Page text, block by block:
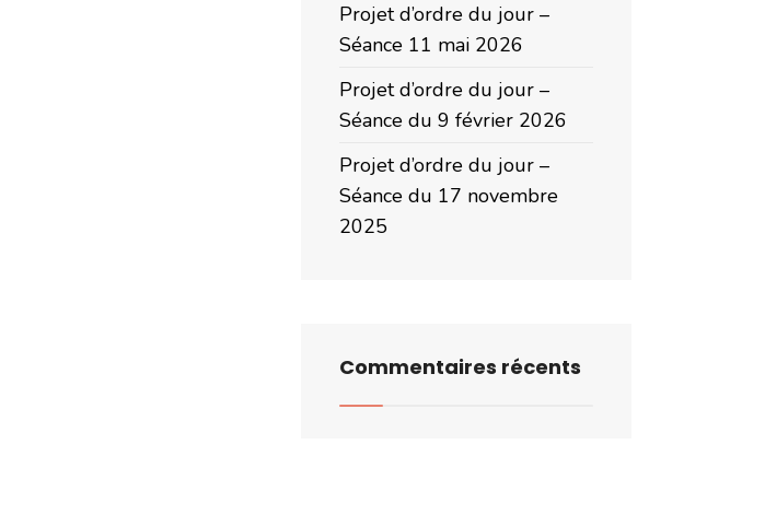
Projet d’ordre du jour –
Séance 11 mai 2026
Projet d’ordre du jour –
Séance du 9 février 2026
Projet d’ordre du jour –
Séance du 17 novembre
2025
Commentaires récents